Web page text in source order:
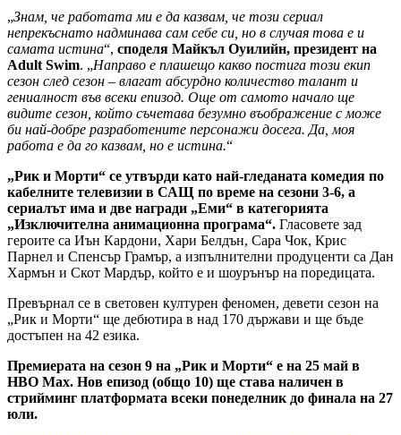
„Знам, че работата ми е да казвам, че този сериал
непрекъснато надминава сам себе си, но в случая това е и
самата истина“, споделя Майкъл Оуилийн, президент на
Adult Swim. „Направо е плашещо какво постига този екип
сезон след сезон – влагат абсурдно количество талант и
гениалност във всеки епизод. Още от самото начало ще
видите сезон, който съчетава безумно въображение с може
би най-добре разработените персонажи досега. Да, моя
работа е да го казвам, но е истина.“
„Рик и Морти“ се утвърди като най-гледаната комедия по
кабелните телевизии в САЩ по време на сезони 3-6, а
сериалът има и две награди „Еми“ в категорията
„Изключителна анимационна програма“. Гласовете зад
героите са Иън Кардони, Хари Белдън, Сара Чок, Крис
Парнел и Спенсър Грамър, а изпълнителни продуценти са Дан
Хармън и Скот Мардър, който е и шоурънър на поредицата.
Превърнал се в световен културен феномен, девети сезон на
„Рик и Морти“ ще дебютира в над 170 държави и ще бъде
достъпен на 42 езика.
Премиерата на сезон 9 на „Рик и Морти“ е на 25 май в
HBO Max. Нов епизод (общо 10) ще става наличен в
стрийминг платформата всеки понеделник до финала на 27
юли.